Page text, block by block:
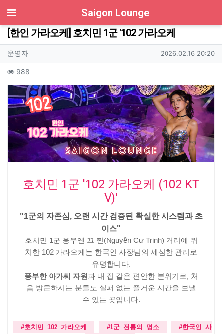
Saigon Lounge
[한인 가라오케] 호치민 1군 '102 가라오케
작성자 정보
운영자작성 작성일
2026.02.16 20:20
컨텐츠 정보
988
본문
호치민 1군 '102 가라오케 (102 KT
V)'
"1군의 자존심, 오랜 시간 검증된 확실한 시스템과 초
이스"
호치민 1군 응우옌 끄 찐(Nguyễn Cư Trinh) 거리에 위
치한 102 가라오케는 한국인 사장님의 세심한 관리로
유명합니다.
풍부한 아가씨 자원 과 내 집 같은 편안한 분위기로, 처
음 방문하시는 분들도 실패 없는 즐거운 시간을 보낼
수 있는 곳입니다.
#호치민_102_가라오케 #1군_전통의_명소
#한국인_사